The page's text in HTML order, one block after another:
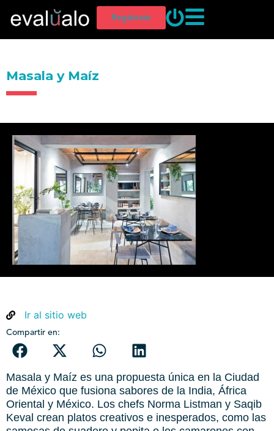
Regístrate
Masala y Maíz
Ir al sitio web
Compartir en:
Masala y Maíz es una propuesta única en la Ciudad
de México que fusiona sabores de la India, África
Oriental y México. Los chefs Norma Listman y Saqib
Keval crean platos creativos e inesperados, como las